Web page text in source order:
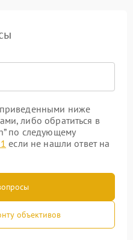
ниже
либо обратиться в
по следующему
если не нашли ответ на
объективов